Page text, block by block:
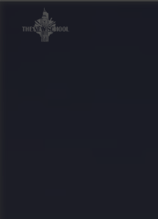
Panneau de gestion des